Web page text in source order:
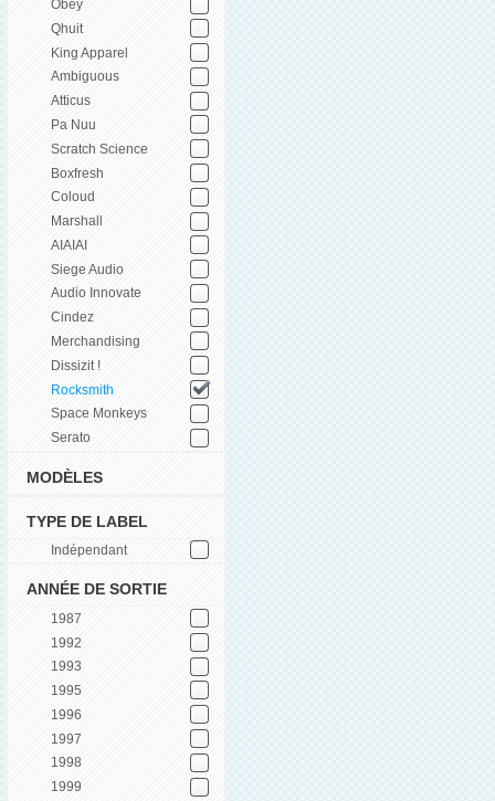
Obey
Qhuit
King Apparel
Ambiguous
Atticus
Pa Nuu
Scratch Science
Boxfresh
Coloud
Marshall
AIAIAI
Siege Audio
Audio Innovate
Cindez
Merchandising
Dissizit !
Rocksmith
Space Monkeys
Serato
MODÈLES
TYPE DE LABEL
Indépendant
ANNÉE DE SORTIE
1987
1992
1993
1995
1996
1997
1998
1999